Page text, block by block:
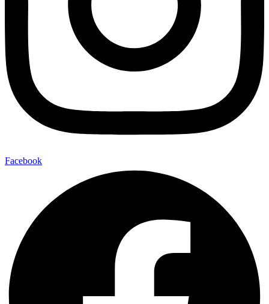
Facebook